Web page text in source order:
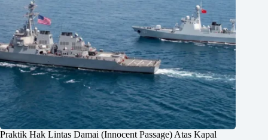
Praktik Hak Lintas Damai (Innocent Passage) Atas Kapal